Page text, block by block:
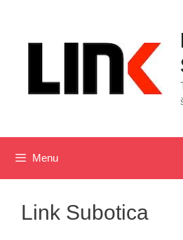
content
Menu
Link Subotica